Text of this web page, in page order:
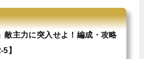
敵主力に突入せよ！編成・攻略
】